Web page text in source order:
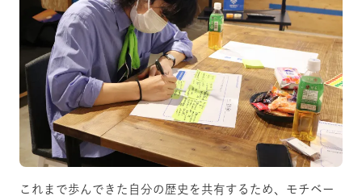
これまで歩んできた自分の歴史を共有するため、モチベー